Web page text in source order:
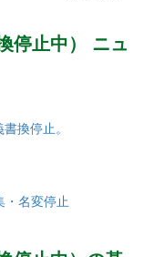
なプレーを要求
で一番距離のあ
停止中） ニュ
換停止。
・名変停止